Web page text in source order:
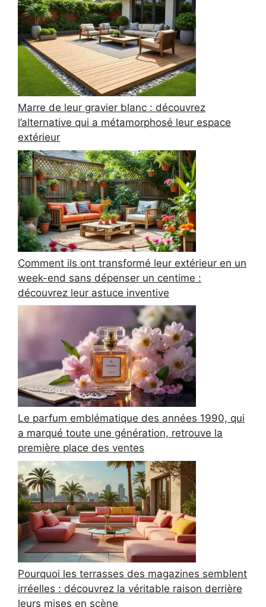
Marre de leur gravier blanc : découvrez
l’alternative qui a métamorphosé leur espace
extérieur
Comment ils ont transformé leur extérieur en un
week-end sans dépenser un centime :
découvrez leur astuce inventive
Le parfum emblématique des années 1990, qui
a marqué toute une génération, retrouve la
première place des ventes
Pourquoi les terrasses des magazines semblent
irréelles : découvrez la véritable raison derrière
leurs mises en scène